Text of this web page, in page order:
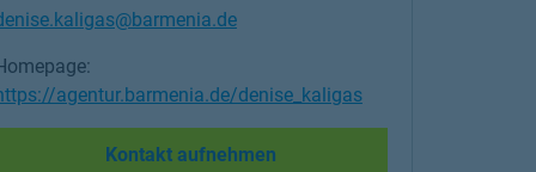
agentur.barmenia.de/denise_kaligas
Kontakt aufnehmenLink Opens in New Tab